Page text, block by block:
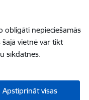
obligāti nepieciešamās
vietnē var tikt
sīkdatnes.
Apstiprināt visas